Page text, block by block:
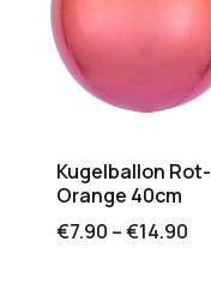
Kugelballon Rot-
Orange 40cm
€7.90 –€14.90